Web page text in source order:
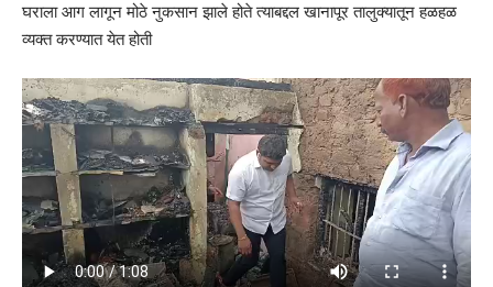
घराला आग लागून मोठे नुकसान झाले होते त्याबद्दल खानापूर तालुक्यातून हळहळ
व्यक्त करण्यात येत होती